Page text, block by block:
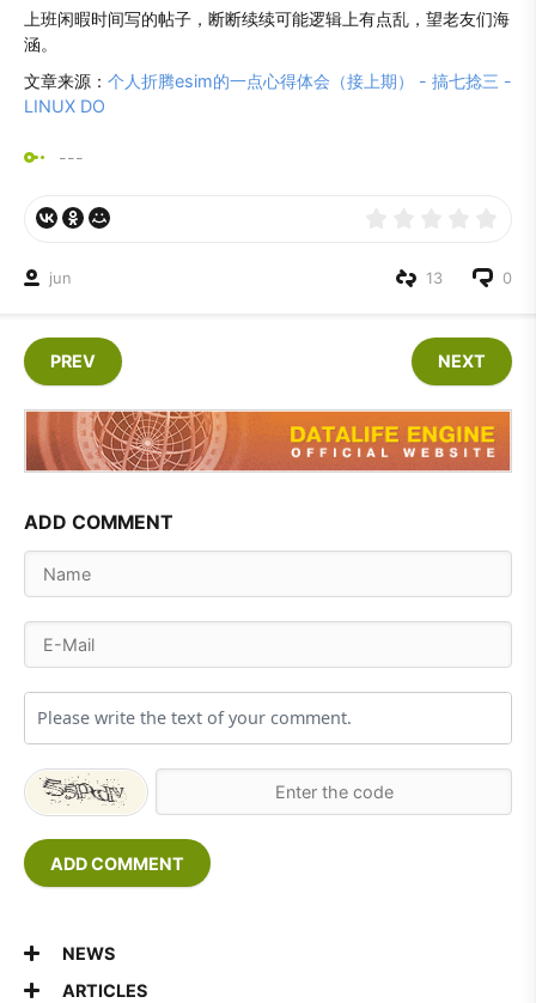
上班闲暇时间写的帖子，断断续续可能逻辑上有点乱，望老友们海
涵。
文章来源： 个人折腾esim的一点心得体会（接上期） - 搞七捻三 -
LINUX DO
---
jun 0
13
PREV NEXT
ADD COMMENT
ADD COMMENT
NEWS
ARTICLES